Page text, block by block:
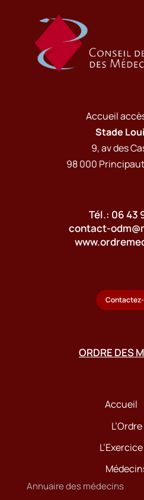
Accueil
Stade
9, av des
98 000
Tél.: 06 43
contact-
ORDRE DES
Accueil
L’Ordre
L’Exercice
Annuaire des médecins